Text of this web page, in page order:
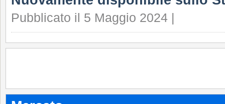
Pubblicato il 5 Maggio 2024 |